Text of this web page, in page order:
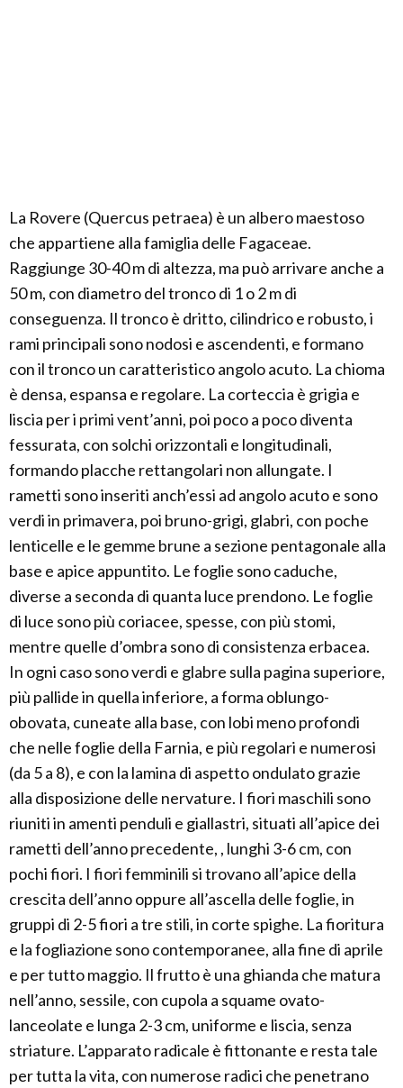
La Rovere (Quercus petraea) è un albero maestoso
che appartiene alla famiglia delle Fagaceae.
Raggiunge 30-40 m di altezza, ma può arrivare anche a
50 m, con diametro del tronco di 1 o 2 m di
conseguenza. Il tronco è dritto, cilindrico e robusto, i
rami principali sono nodosi e ascendenti, e formano
con il tronco un caratteristico angolo acuto. La chioma
è densa, espansa e regolare. La corteccia è grigia e
liscia per i primi vent’anni, poi poco a poco diventa
fessurata, con solchi orizzontali e longitudinali,
formando placche rettangolari non allungate. I
rametti sono inseriti anch’essi ad angolo acuto e sono
verdi in primavera, poi bruno-grigi, glabri, con poche
lenticelle e le gemme brune a sezione pentagonale alla
base e apice appuntito. Le foglie sono caduche,
diverse a seconda di quanta luce prendono. Le foglie
di luce sono più coriacee, spesse, con più stomi,
mentre quelle d’ombra sono di consistenza erbacea.
In ogni caso sono verdi e glabre sulla pagina superiore,
più pallide in quella inferiore, a forma oblungo-
obovata, cuneate alla base, con lobi meno profondi
che nelle foglie della Farnia, e più regolari e numerosi
(da 5 a 8), e con la lamina di aspetto ondulato grazie
alla disposizione delle nervature. I fiori maschili sono
riuniti in amenti penduli e giallastri, situati all’apice dei
rametti dell’anno precedente, , lunghi 3-6 cm, con
pochi fiori. I fiori femminili si trovano all’apice della
crescita dell’anno oppure all’ascella delle foglie, in
gruppi di 2-5 fiori a tre stili, in corte spighe. La fioritura
e la fogliazione sono contemporanee, alla fine di aprile
e per tutto maggio. Il frutto è una ghianda che matura
nell’anno, sessile, con cupola a squame ovato-
lanceolate e lunga 2-3 cm, uniforme e liscia, senza
striature. L’apparato radicale è fittonante e resta tale
per tutta la vita, con numerose radici che penetrano